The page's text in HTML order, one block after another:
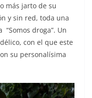
más jarto de su
y sin red, toda una
droga”. Un
con el que este
su personalísima